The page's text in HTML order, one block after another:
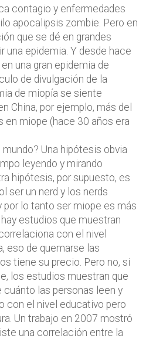
contagio y enfermedades
apocalipsis zombie. Pero en
que se dé en grandes
una epidemia. Y desde hace
una gran epidemia de
de divulgación de la
de miopía se siente
China, por ejemplo, más del
en miope (hace 30 años era
Una hipótesis obvia
leyendo y mirando
hipótesis, por supuesto, es
ser un nerd y los nerds
por lo tanto ser miope es más
estudios que muestran
con el nivel
eso de quemarse las
tiene su precio. Pero no, si
los estudios muestran que
cuánto las personas leen y
con el nivel educativo pero
Un trabajo en 2007 mostró
una correlación entre la